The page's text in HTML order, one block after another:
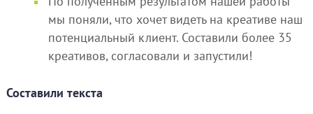
мы поняли, что хочет видеть на креативе наш
потенциальный клиент. Составили более 35
креативов, согласовали и запустили!
Составили текста